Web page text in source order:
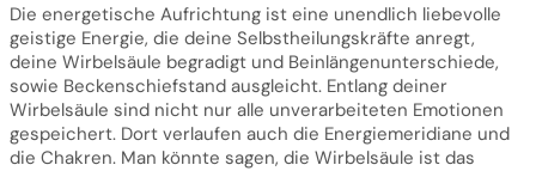
Die energetische Aufrichtung ist eine unendlich liebevolle
geistige Energie, die deine Selbstheilungskräfte anregt,
deine Wirbelsäule begradigt und Beinlängenunterschiede,
sowie Beckenschiefstand ausgleicht. Entlang deiner
Wirbelsäule sind nicht nur alle unverarbeiteten Emotionen
gespeichert. Dort verlaufen auch die Energiemeridiane und
die Chakren. Man könnte sagen, die Wirbelsäule ist das